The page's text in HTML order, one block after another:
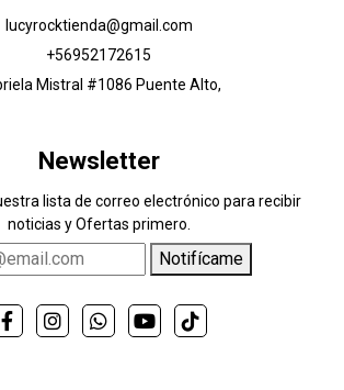
lucyrocktienda@gmail.com
+56952172615
Mistral #1086 Puente Alto,
Newsletter
lista de correo electrónico para recibir
noticias y Ofertas primero.
Notifícame